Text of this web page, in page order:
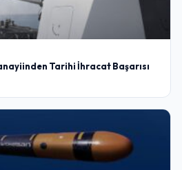
Tarihi İhracat Başarısı